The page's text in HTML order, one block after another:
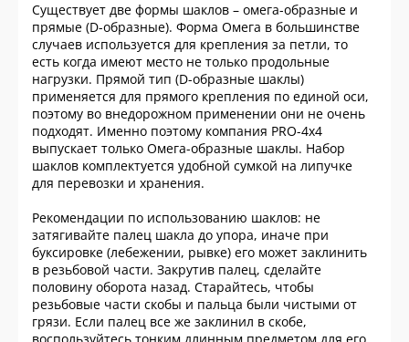
Существует две формы шаклов – омега-образные и
прямые (D-образные). Форма Омега в большинстве
случаев используется для крепления за петли, то
есть когда имеют место не только продольные
нагрузки. Прямой тип (D-образные шаклы)
применяется для прямого крепления по единой оси,
поэтому во внедорожном применении они не очень
подходят. Именно поэтому компания PRO-4x4
выпускает только Омега-образные шаклы. Набор
шаклов комплектуется удобной сумкой на липучке
для перевозки и хранения.
Рекомендации по использованию шаклов: не
затягивайте палец шакла до упора, иначе при
буксировке (лебежении, рывке) его может заклинить
в резьбовой части. Закрутив палец, сделайте
половину оборота назад. Старайтесь, чтобы
резьбовые части скобы и пальца были чистыми от
грязи. Если палец все же заклинил в скобе,